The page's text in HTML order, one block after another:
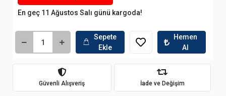
En geç 11 Ağustos Salı günü kargoda!
Sepete
Ekle
Hemen
Al
Güvenli Alışveriş İade ve Değişim